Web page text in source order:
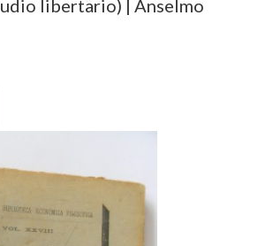
libertario) | Anselmo